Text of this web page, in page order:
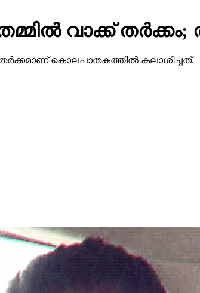
വാക്ക് തര്‍ക്കം;
കൊലപാതകത്തില്‍ കലാശിച്ചത്.